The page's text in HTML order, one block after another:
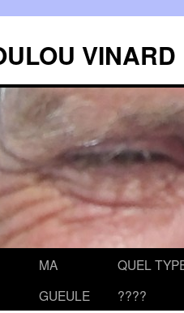
VINARD
MA
GUEULE
QUEL
????